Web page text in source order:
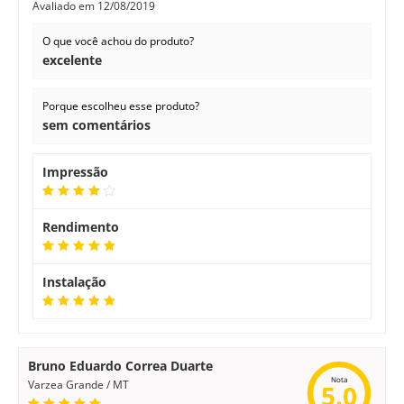
Avaliado em 12/08/2019
O que você achou do produto?
excelente
Porque escolheu esse produto?
sem comentários
Impressão
Rendimento
Instalação
Bruno Eduardo Correa Duarte
Varzea Grande / MT Nota
5.0